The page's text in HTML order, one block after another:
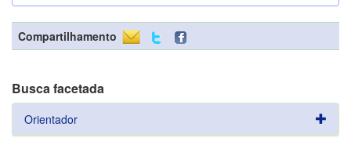
Compartilhamento
Busca facetada
Orientador